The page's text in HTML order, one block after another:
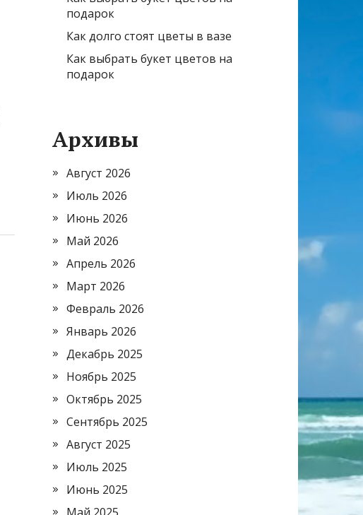
подарок
Как долго стоят цветы в вазе
Как выбрать букет цветов на
подарок
Архивы
Август 2026
Июль 2026
Июнь 2026
Май 2026
Апрель 2026
Март 2026
Февраль 2026
Январь 2026
Декабрь 2025
Ноябрь 2025
Октябрь 2025
Сентябрь 2025
Август 2025
Июль 2025
Июнь 2025